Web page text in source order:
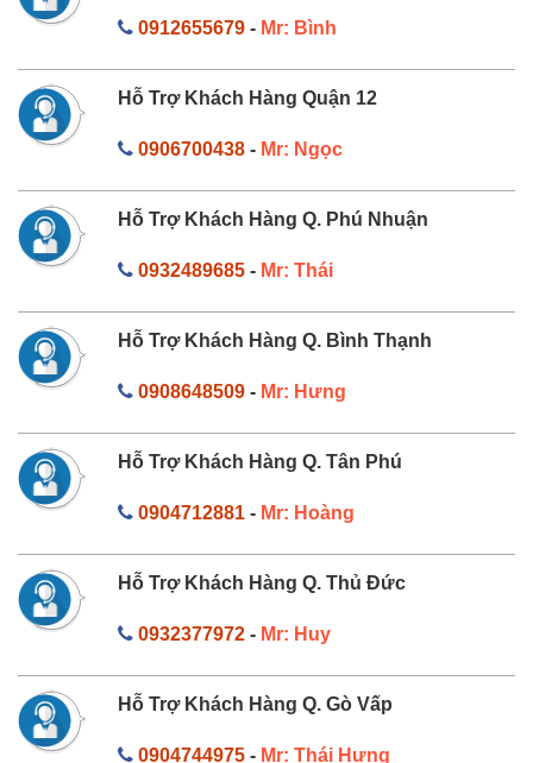
0912655679- Mr: Bình
Hỗ Trợ Khách Hàng Quận 12
0906700438- Mr: Ngọc
Hỗ Trợ Khách Hàng Q. Phú Nhuận
0932489685- Mr: Thái
Hỗ Trợ Khách Hàng Q. Bình Thạnh
0908648509- Mr: Hưng
Hỗ Trợ Khách Hàng Q. Tân Phú
0904712881- Mr: Hoàng
Hỗ Trợ Khách Hàng Q. Thủ Đức
0932377972- Mr: Huy
Hỗ Trợ Khách Hàng Q. Gò Vấp
0904744975- Mr: Thái Hưng